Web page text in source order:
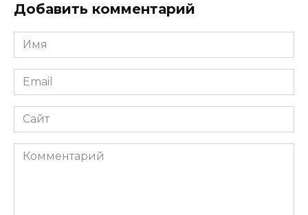
Добавить комментарий
Имя
*
Email
*
Сайт
Комментарий